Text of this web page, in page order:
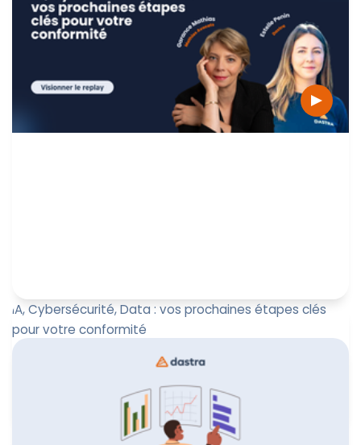
IA, Cybersécurité, Data : vos prochaines étapes clés
pour votre conformité
Face à la multiplication des usages de l’IA, aux enjeux
liés à NIS2, DORA , CRA , Data Act, des bonnes pratiques
Marine Boquien